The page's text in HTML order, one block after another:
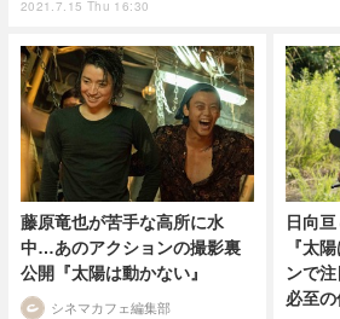
2021.7.15 Thu 16:30
藤原竜也が苦手な高所に水
中…あのアクションの撮影裏
公開『太陽は動かない』
シネマカフェ編集部
日向
『太
ンで
必至